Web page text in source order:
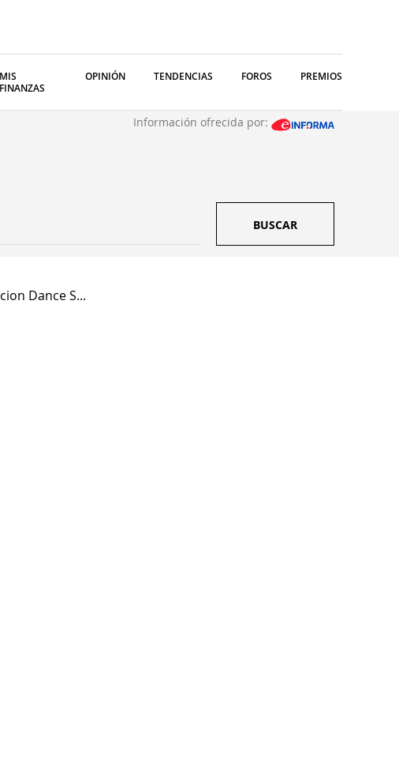
MIS
FINANZAS
OPINIÓN TENDENCIAS FOROS PREMIOS
Información ofrecida por:
BUSCAR
Dance S...